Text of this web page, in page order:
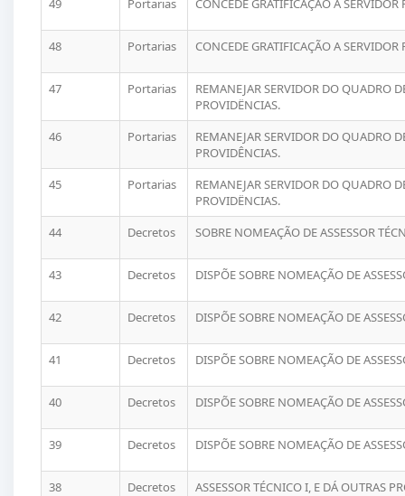
49 Portarias CONCEDE GRATIFICAÇÃO A
48 Portarias CONCEDE GRATIFICAÇÃO A
47 Portarias
REMANEJAR SERVIDOR DO QUADRO
PROVIDËNCIAS.
46
Portarias
REMANEJAR SERVIDOR DO QUADRO
PROVIDÊNCIAS.
45
Portarias
REMANEJAR SERVIDOR DO QUADRO
PROVIDËNCIAS.
44
Decretos SOBRE NOMEAÇÃO DE ASSESSOR
43 Decretos DISPÕE SOBRE NOMEAÇÃO DE
42 Decretos DISPÕE SOBRE NOMEAÇÃO DE
41 Decretos DISPÕE SOBRE NOMEAÇÃO DE
40 Decretos DISPÕE SOBRE NOMEAÇÃO DE
39 Decretos DISPÕE SOBRE NOMEAÇÃO DE
38 Decretos ASSESSOR TÉCNICO I, E DÁ OUTRAS